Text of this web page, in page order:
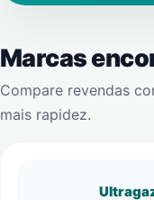
Marcas
Compare revendas
mais rapidez.